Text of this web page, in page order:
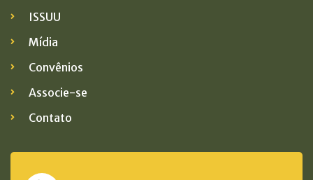
ISSUU
Mídia
Convênios
Associe-se
Contato